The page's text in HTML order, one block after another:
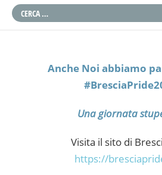
Anche Noi abbiamo
Una giornata
Visita il sito di
https://